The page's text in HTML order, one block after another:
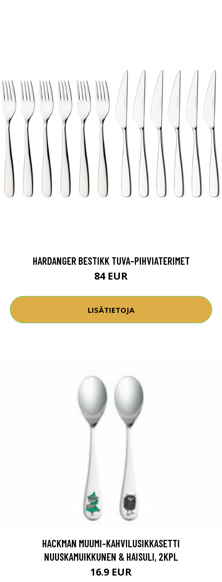
HARDANGER BESTIKK TUVA-PIHVIATERIMET
84 EUR
LISÄTIETOJA
HACKMAN MUUMI-KAHVILUSIKKASETTI
NUUSKAMUIKKUNEN & HAISULI, 2KPL
16.9 EUR